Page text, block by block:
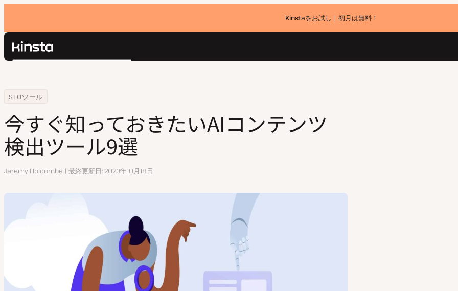
Kinstaをお試し｜初月は無料！
Kinsta®
価格設定
お問い合わせ
検
Home
リソースセンター
SEOツール
今すぐ知っておきたいAIコンテンツ検出ツール9選
今すぐ知っておきたいAIコンテンツ
検出ツール9選
執
Jeremy Holcombe 最終更新日 2023年10月18日